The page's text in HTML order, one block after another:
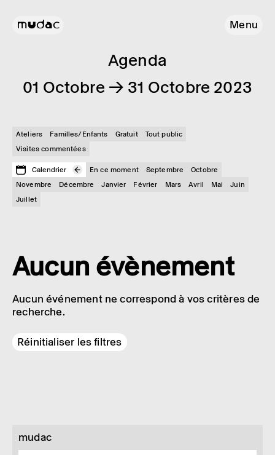
Menu
Agenda
01 Octobre → 31 Octobre 2023
Ateliers Familles/Enfants Gratuit
Tout public
Visites commentées
Calendrier En ce moment Septembre
Octobre
Novembre
Décembre Janvier Février Mars Avril Mai
Juin
Juillet
Aucun évènement
Aucun événement ne correspond à vos critères de
recherche.
Réinitialiser les filtres
mudac